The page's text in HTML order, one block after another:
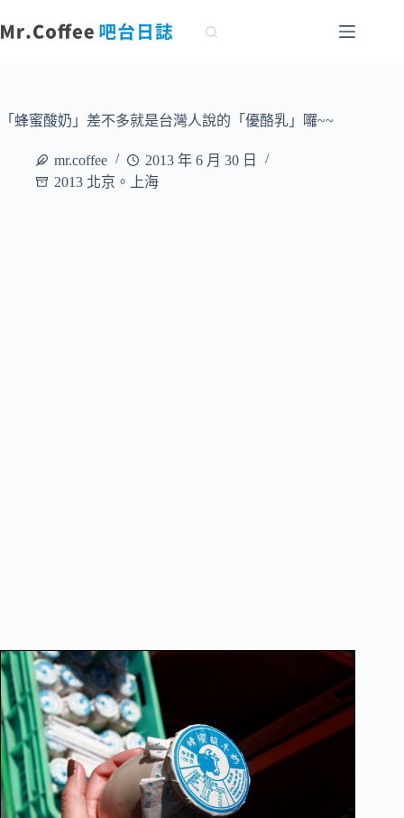
至
容「蜂蜜酸奶」差不多就是台灣人說的「優酪乳」囉~~
mr.coffee
2013 年 6 月 30 日
2013 北京。上海